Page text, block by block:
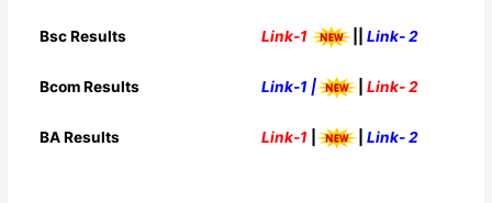
Bsc Results Link-1 Link- 2
Bcom Results Link-1 | Link- 2
BA Results Link-1 Link- 2